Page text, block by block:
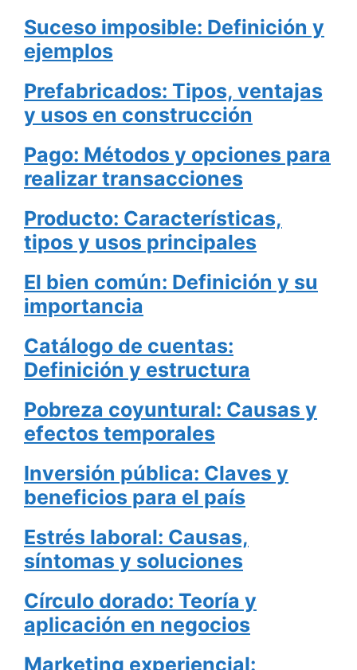
Suceso imposible: Definición y
ejemplos
Prefabricados: Tipos, ventajas
y usos en construcción
Pago: Métodos y opciones para
realizar transacciones
Producto: Características,
tipos y usos principales
El bien común: Definición y su
importancia
Catálogo de cuentas:
Definición y estructura
Pobreza coyuntural: Causas y
efectos temporales
Inversión pública: Claves y
beneficios para el país
Estrés laboral: Causas,
síntomas y soluciones
Círculo dorado: Teoría y
aplicación en negocios
Marketing experiencial: